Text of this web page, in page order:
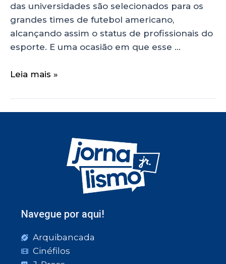
das universidades são selecionados para os
grandes times de futebol americano,
alcançando assim o status de profissionais do
esporte. E uma ocasião em que esse …
Leia mais »
Navegue por aqui!
Arquibancada
Cinéfilos